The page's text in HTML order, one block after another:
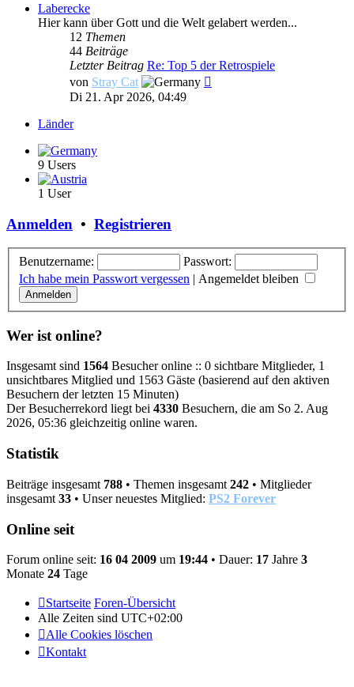
Laberecke
Hier kann über Gott und die Welt gelabert werden...
12 Themen
44 Beiträge
Letzter Beitrag Re: Top 5 der Retrospiele
von Stray Cat
Di 21. Apr 2026, 04:49
Länder
9 Users
1 User
Anmelden • Registrieren
Benutzername:
Passwort:
Ich habe mein Passwort vergessen | Angemeldet bleiben
Wer ist online?
Insgesamt sind 1564 Besucher online :: 0 sichtbare Mitglieder, 1
unsichtbares Mitglied und 1563 Gäste (basierend auf den aktiven
Besuchern der letzten 15 Minuten)
Der Besucherrekord liegt bei 4330 Besuchern, die am So 2. Aug
2026, 05:36 gleichzeitig online waren.
Statistik
Beiträge insgesamt 788 • Themen insgesamt 242 • Mitglieder
insgesamt 33 • Unser neuestes Mitglied: PS2 Forever
Online seit
Forum online seit: 16 04 2009 um 19:44 • Dauer: 17 Jahre 3
Monate 24 Tage
Startseite Foren-Übersicht
Alle Zeiten sind UTC+02:00
Alle Cookies löschen
Kontakt